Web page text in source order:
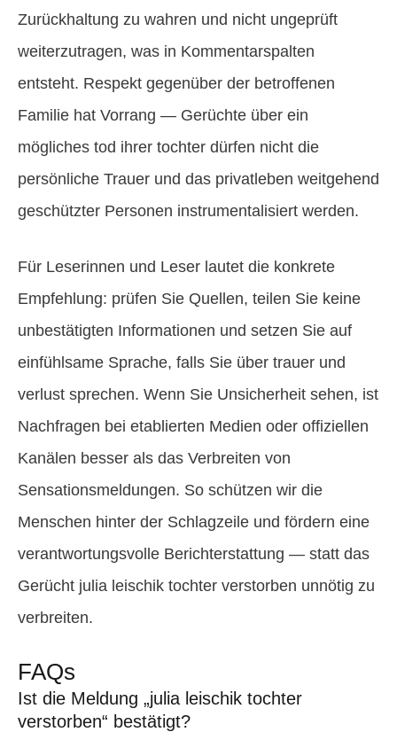
Zurückhaltung zu wahren und nicht ungeprüft
weiterzutragen, was in Kommentarspalten
entsteht. Respekt gegenüber der betroffenen
Familie hat Vorrang — Gerüchte über ein
mögliches tod ihrer tochter dürfen nicht die
persönliche Trauer und das privatleben weitgehend
geschützter Personen instrumentalisiert werden.
Für Leserinnen und Leser lautet die konkrete
Empfehlung: prüfen Sie Quellen, teilen Sie keine
unbestätigten Informationen und setzen Sie auf
einfühlsame Sprache, falls Sie über trauer und
verlust sprechen. Wenn Sie Unsicherheit sehen, ist
Nachfragen bei etablierten Medien oder offiziellen
Kanälen besser als das Verbreiten von
Sensationsmeldungen. So schützen wir die
Menschen hinter der Schlagzeile und fördern eine
verantwortungsvolle Berichterstattung — statt das
Gerücht julia leischik tochter verstorben unnötig zu
verbreiten.
FAQs
Ist die Meldung „julia leischik tochter
verstorben“ bestätigt?